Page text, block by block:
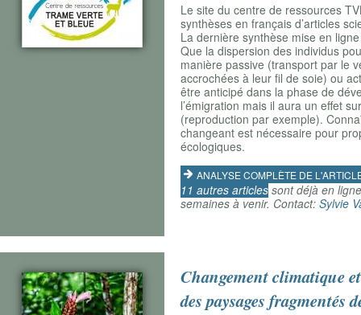
Le site du centre de ressources
synthèses en français d’articles
La dernière synthèse mise en
Que la dispersion des individus
manière passive (transport par le
accrochées à leur fil de soie) ou
être anticipé dans la phase de
l’émigration mais il aura un effet
(reproduction par exemple).
changeant est nécessaire pour
écologiques.
ANALYSE COMPLÈTE DE
11 autres articles sont déjà en
semaines à venir. Contact: Sylvie
Changement climatique
des paysages fragmentés